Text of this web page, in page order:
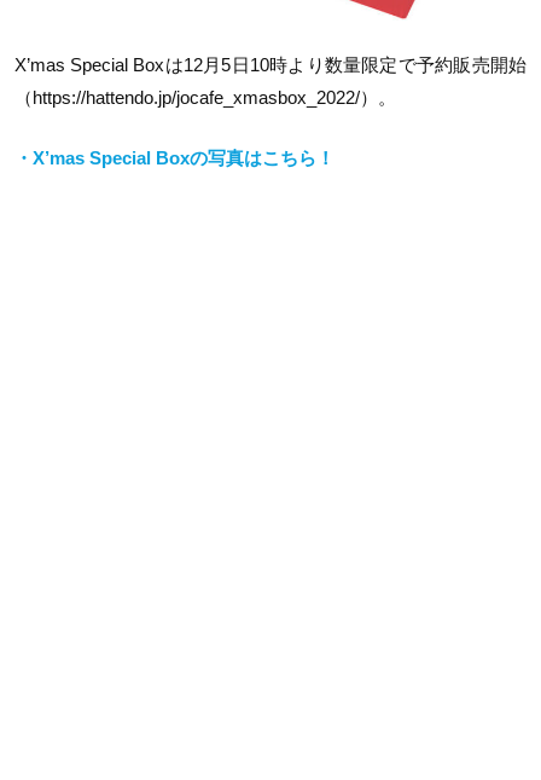
X’mas Special Boxは12月5 日 10時より数量限定で予約販売開始
（ https://hattendo.jp/jocafe_xmasbox_2022/）。
・X’mas Special Boxの写真はこちら！